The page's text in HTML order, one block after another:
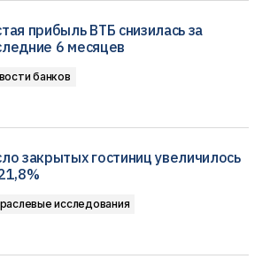
прибыль ВТБ снизилась за
6 месяцев
банков
закрытых гостиниц увеличилось
исследования